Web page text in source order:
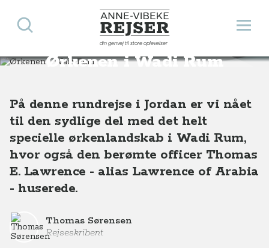
Anne-Vibeke Rejser
din genvej til store oplevelser
Åbn
Søg
Ørkenen i Wadi Rum
Destinationer Asien Jordan Ørkenen i Wadi Rum, Jordan
På denne rundrejse i Jordan er vi nået
til den sydlige del med det helt
specielle ørkenlandskab i Wadi Rum,
hvor også den berømte officer Thomas
E. Lawrence - alias Lawrence of Arabia
- huserede.
Thomas Sørensen
Rejseskribent